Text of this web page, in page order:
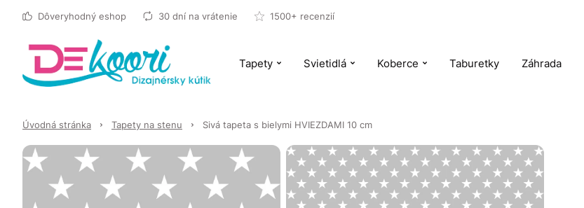
Dôveryhodný eshop 30 dní na vrátenie 1500+ recenzií
Tapety Svietidlá Koberce Taburetky Záhrada
Úvodná stránka Tapety na stenu Sivá tapeta s bielymi HVIEZDAMI 10 cm